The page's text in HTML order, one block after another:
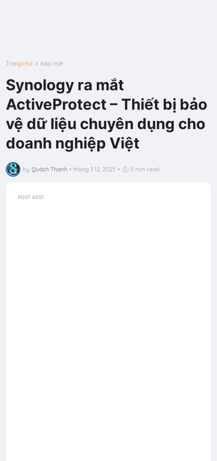
Trang chủ bảo mật
Synology ra mắt
ActiveProtect – Thiết bị bảo
vệ dữ liệu chuyên dụng cho
doanh nghiệp Việt
by Quách Thanh • tháng 3 12, 2025 • 5 min read
POST ADS1